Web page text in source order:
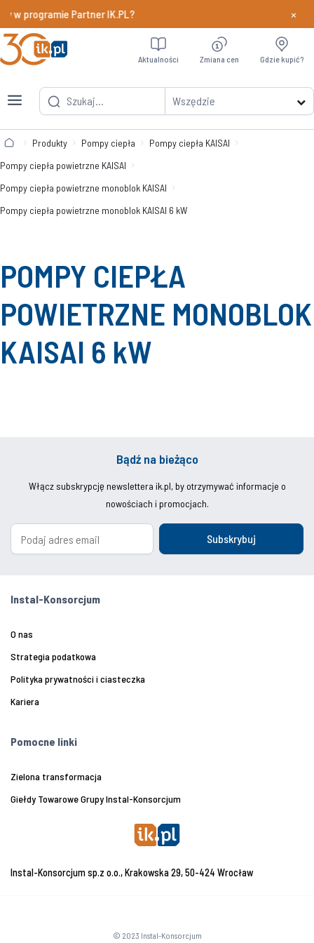
w programie Partner IK.PL? Dowiedz
×
Wszędzie
Aktualności Zmiana cen Gdzie kupić?
Produkty Pompy ciepła
Pompy ciepła KAISAI
Pompy ciepła powietrzne KAISAI
Pompy ciepła powietrzne monoblok KAISAI
Pompy ciepła powietrzne monoblok KAISAI 6 kW
POMPY CIEPŁA
POWIETRZNE MONOBLOK
KAISAI 6 kW
Bądź na bieżąco
Włącz subskrypcję newslettera ik.pl, by otrzymywać informacje o
nowościach i promocjach.
Subskrybuj
Instal-Konsorcjum
O nas
Strategia podatkowa
Polityka prywatności i ciasteczka
Kariera
Pomocne linki
Zielona transformacja
Giełdy Towarowe Grupy Instal-Konsorcjum
Instal-Konsorcjum sp.z o.o., Krakowska 29, 50-424 Wrocław
© 2023 Instal-Konsorcjum